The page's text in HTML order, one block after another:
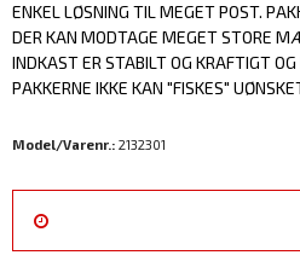
ENKEL LØSNING TIL MEGET POST.
DER KAN MODTAGE MEGET STORE
INDKAST ER STABILT OG KRAFTIGT
PAKKERNE IKKE KAN "FISKES"
Model/Varenr.: 2132301